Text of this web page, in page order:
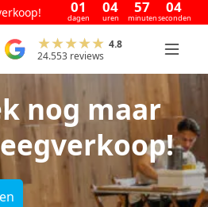
01
dagen
04
uren
57
minuten
04
seconden
4.8
24.553 reviews
nog maar